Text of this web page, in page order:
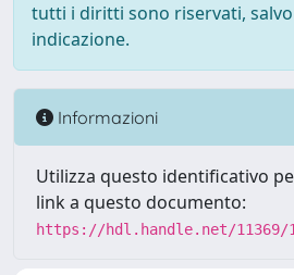
tutti i diritti sono riservati,
indicazione.
Informazioni
Utilizza questo identificativo
link a questo documento:
https://hdl.handle.net/11369/